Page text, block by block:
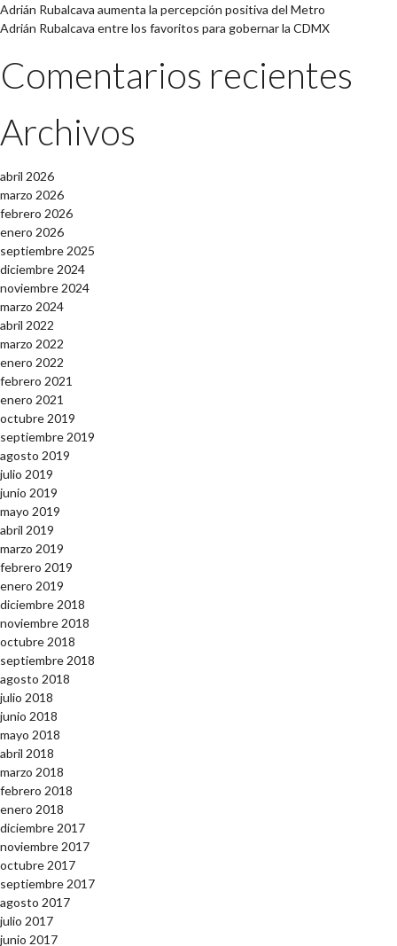
Adrián Rubalcava aumenta la percepción positiva del Metro
Adrián Rubalcava entre los favoritos para gobernar la CDMX
Comentarios recientes
Archivos
abril 2026
marzo 2026
febrero 2026
enero 2026
septiembre 2025
diciembre 2024
noviembre 2024
marzo 2024
abril 2022
marzo 2022
enero 2022
febrero 2021
enero 2021
octubre 2019
septiembre 2019
agosto 2019
julio 2019
junio 2019
mayo 2019
abril 2019
marzo 2019
febrero 2019
enero 2019
diciembre 2018
noviembre 2018
octubre 2018
septiembre 2018
agosto 2018
julio 2018
junio 2018
mayo 2018
abril 2018
marzo 2018
febrero 2018
enero 2018
diciembre 2017
noviembre 2017
octubre 2017
septiembre 2017
agosto 2017
julio 2017
junio 2017